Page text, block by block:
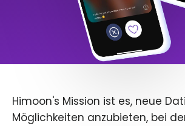
Himoon's Mission ist es, neue
Möglichkeiten anzubieten, bei